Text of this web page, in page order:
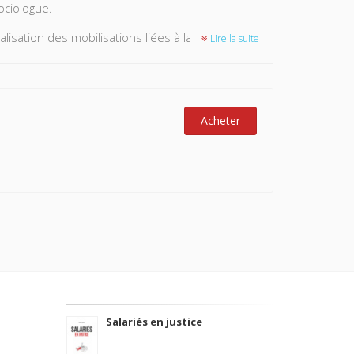
des mobilisations liées à la sexualité en
France à travers l’histoire de la lutte contre le
et la France.
Lire la suite
Acheter
Salariés en justice